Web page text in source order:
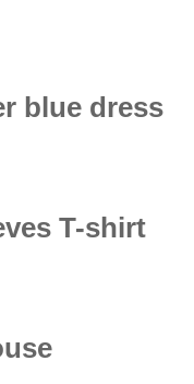
blue dress
T-shirt